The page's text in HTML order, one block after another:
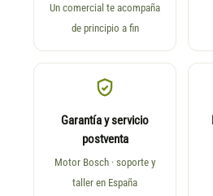
Un comercial te acompaña
de principio a fin
Garantía y servicio
postventa
Motor Bosch · soporte y
taller en España